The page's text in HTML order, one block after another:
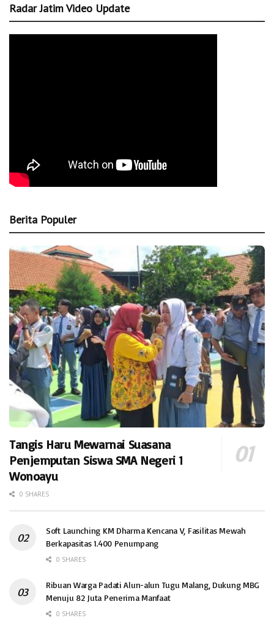
Radar Jatim Video Update
Berita Populer
Tangis Haru Mewarnai Suasana
Penjemputan Siswa SMA Negeri 1
Wonoayu
0 SHARES
Soft Launching KM Dharma Kencana V, Fasilitas Mewah
Berkapasitas 1.400 Penumpang
0 SHARES
Ribuan Warga Padati Alun-alun Tugu Malang, Dukung MBG
Menuju 82 Juta Penerima Manfaat
0 SHARES